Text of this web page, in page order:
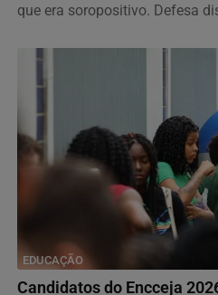
que era soropositivo. Defesa
EDUCAÇÃO
Candidatos do Encceja